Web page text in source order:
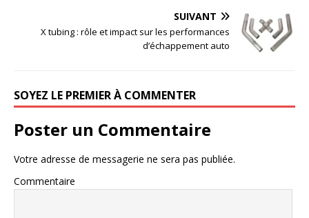
SUIVANT
X tubing : rôle et impact sur les performances
d’échappement auto
SOYEZ LE PREMIER À COMMENTER
Poster un Commentaire
Votre adresse de messagerie ne sera pas publiée.
Commentaire